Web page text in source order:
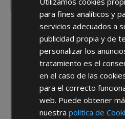
He leído y acepto la
*Abstenerse particulares, sólo venta
para fines analíticos y
servicios adecuados a
publicidad propia y de
personalizar los
tratamiento es el
en el caso de las
para el correcto
web. Puede obtener
nuestrapolítica de